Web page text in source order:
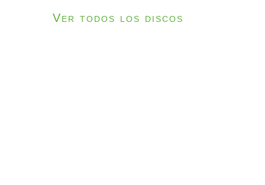
Ver todos los discos